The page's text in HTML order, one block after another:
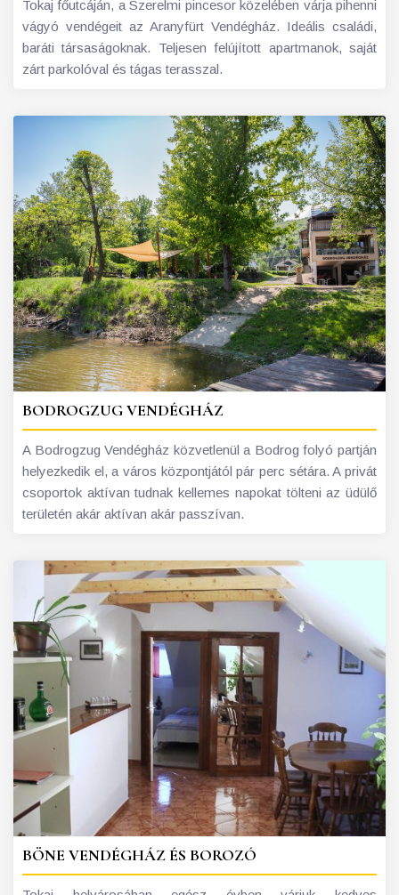
Tokaj főutcáján, a Szerelmi pincesor közelében várja pihenni
vágyó vendégeit az Aranyfürt Vendégház. Ideális családi,
baráti társaságoknak. Teljesen felújított apartmanok, saját
zárt parkolóval és tágas terasszal.
BODROGZUG VENDÉGHÁZ
A Bodrogzug Vendégház közvetlenül a Bodrog folyó partján
helyezkedik el, a város központjától pár perc sétára. A privát
csoportok aktívan tudnak kellemes napokat tölteni az üdülő
területén akár aktívan akár passzívan.
BÖNE VENDÉGHÁZ ÉS BOROZÓ